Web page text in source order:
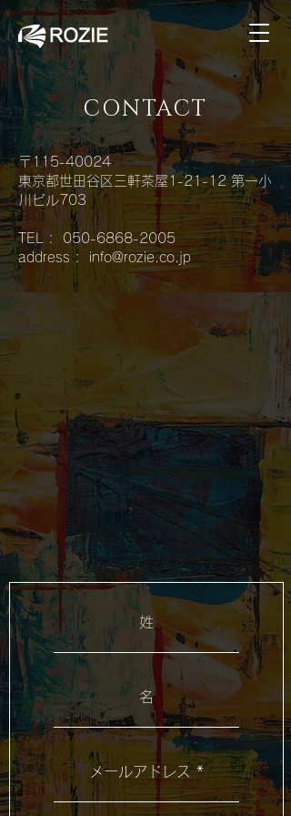
CONTACT
〒115-40024
東京都世田谷区三軒茶屋1-21-12 第一小
川ビル703
TEL : 050-6868-2005
address : info@rozie.co.jp
姓
名
メールアドレス